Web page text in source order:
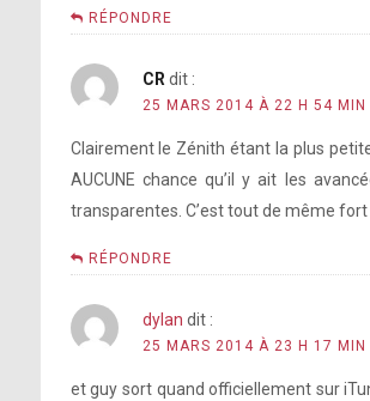
Interview :
Jesus (et John Lennon ?)
comprend jamais ses messages
RÉPONDRE
CR dit :
25 MARS 2014 À 22 H 54 MIN
Clairement le Zénith étant la plus
AUCUNE chance qu’il y ait les
transparentes. C’est tout de même
RÉPONDRE
dylan dit :
25 MARS 2014 À 23 H 17 MIN
et guy sort quand officiellement sur